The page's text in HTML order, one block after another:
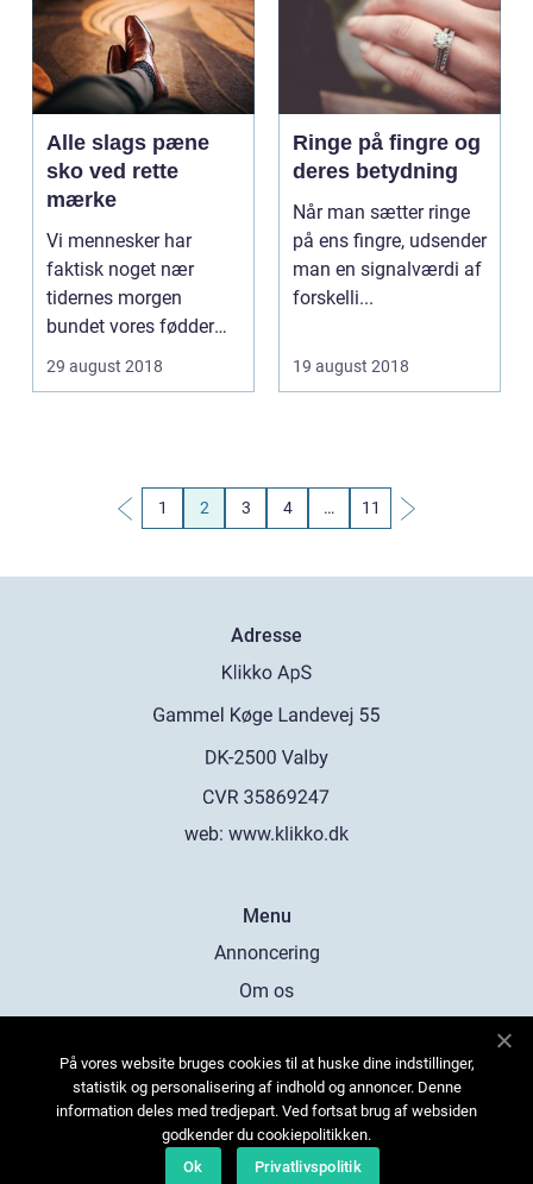
Alle slags pæne
sko ved rette
mærke
Vi mennesker har
faktisk noget nær
tidernes morgen
bundet vores fødder
ind i noget fodt...
29 august 2018
Ringe på fingre og
deres betydning
Når man sætter ringe
på ens fingre, udsender
man en signalværdi af
forskelli...
19 august 2018
1 2 3 4 … 11
Adresse
web: www.klikko.dk
Menu
Annoncering
Om os
Kontakt os
Sitemap
På vores website bruges cookies til at huske dine indstillinger,
statistik og personalisering af indhold og annoncer. Denne
information deles med tredjepart. Ved fortsat brug af websiden
godkender du cookiepolitikken.
Ok
Privatlivspolitik